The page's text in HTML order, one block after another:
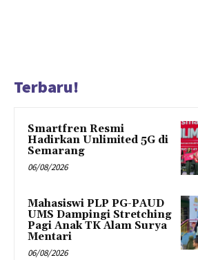
Terbaru!
Smartfren Resmi
Hadirkan Unlimited 5G di
Semarang
06/08/2026
Mahasiswi PLP PG-PAUD
UMS Dampingi Stretching
Pagi Anak TK Alam Surya
Mentari
06/08/2026